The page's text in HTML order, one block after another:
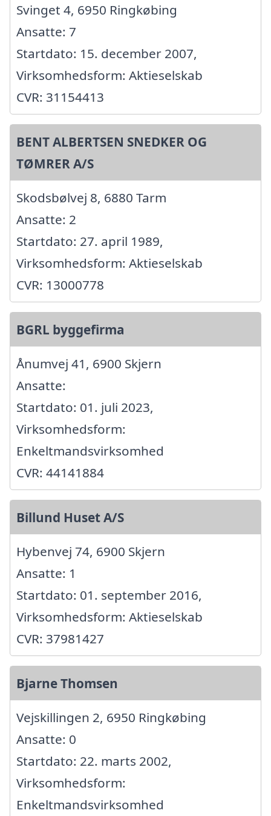
Svinget 4, 6950 Ringkøbing
Ansatte: 7
Startdato: 15. december 2007,
Virksomhedsform: Aktieselskab
CVR: 31154413
BENT ALBERTSEN SNEDKER OG
TØMRER A/S
Skodsbølvej 8, 6880 Tarm
Ansatte: 2
Startdato: 27. april 1989,
Virksomhedsform: Aktieselskab
CVR: 13000778
BGRL byggefirma
Ånumvej 41, 6900 Skjern
Ansatte:
Startdato: 01. juli 2023,
Virksomhedsform:
Enkeltmandsvirksomhed
CVR: 44141884
Billund Huset A/S
Hybenvej 74, 6900 Skjern
Ansatte: 1
Startdato: 01. september 2016,
Virksomhedsform: Aktieselskab
CVR: 37981427
Bjarne Thomsen
Vejskillingen 2, 6950 Ringkøbing
Ansatte: 0
Startdato: 22. marts 2002,
Virksomhedsform:
Enkeltmandsvirksomhed